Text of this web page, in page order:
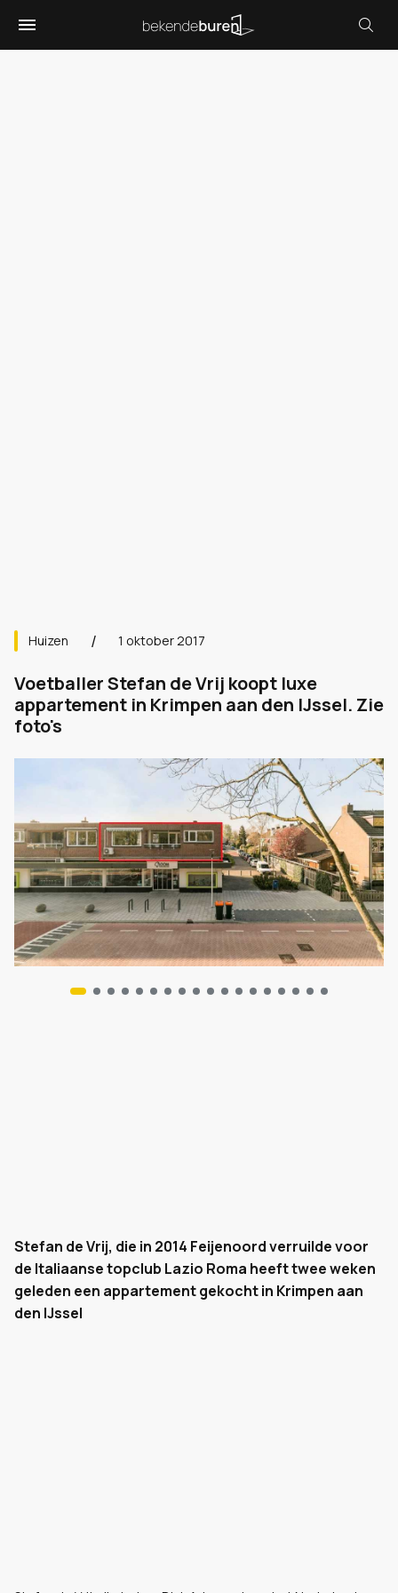
Huizen 1 oktober 2017
Voetballer Stefan de Vrij koopt luxe
appartement in Krimpen aan den IJssel. Zie
foto's
Stefan de Vrij, die in 2014 Feijenoord verruilde voor
de Italiaanse topclub Lazio Roma heeft twee weken
geleden een appartement gekocht in Krimpen aan
den IJssel